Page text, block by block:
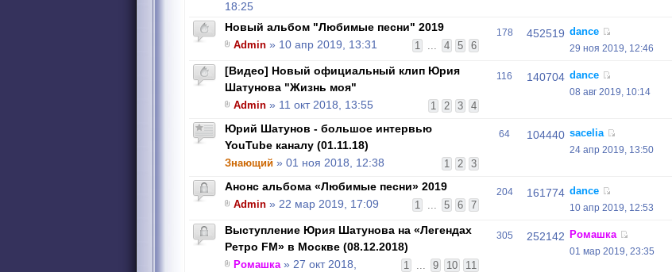
18:25
Новый альбом "Любимые песни" 2019
1 ... 4 5 6
Admin » 10 апр 2019, 13:31
178 452519 dance
29 ноя 2019, 12:46
[Видео] Новый официальный клип Юрия
Шатунова "Жизнь моя"
1 2 3 4
Admin » 11 окт 2018, 13:55
116 140704 dance
08 авг 2019, 10:14
Юрий Шатунов - большое интервью
YouTube каналу (01.11.18)
1 2 3
Знающий » 01 ноя 2018, 12:38
64 104440 sacelia
24 апр 2019, 13:50
Анонс альбома «Любимые песни» 2019
1 ... 5 6 7
Admin » 22 мар 2019, 17:09
204 161774 dance
10 апр 2019, 12:53
Выступление Юрия Шатунова на «Легендах
Ретро FM» в Москве (08.12.2018)
1 ... 9 10 11
Ромашка» 27 окт 2018,
305 252142 Ромашка
01 мар 2019, 23:35